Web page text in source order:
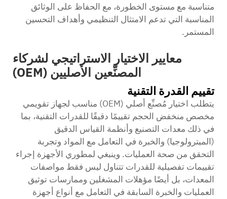
متناسبة مع مستوى الخطورة، مع الحفاظ على الوثائق
المناسبة التي تدعم الامتثال التنظيمي وأهداف التحسين
المستمر.
معايير الاختيار الاستراتيجي لشركاء
المصنِّعين الأصليين (OEM)
تقييم القدرة التقنية
يتطلب اختيار مُصنِّع أصلي (OEM) مناسب لجهاز تقويمي
مخصص منخفض الحجم تقييمًا دقيقًا للقدرات التقنية، بما
في ذلك معدات التصنيع وأنظمة القياس الدقيق
(الميترولوجيا) والخبرة في التعامل مع المواد وتجربة
التحقق من صحة العمليات. وينبغي لمطوري الأجهزة إجراء
تقييمات تفصيلية للقدرات تتناول ليس فقط مواصفات
المعدات، بل أيضًا مؤهلات المشغلين وممارسات توثيق
العمليات والخبرة السابقة في التعامل مع أنواع أجهزة